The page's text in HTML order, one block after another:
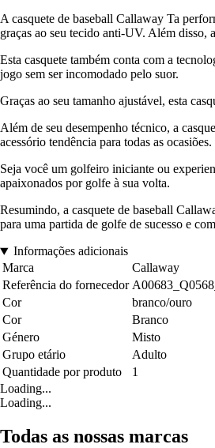
A casquete de baseball Callaway Ta
graças ao seu tecido anti-UV. Além disso,
Esta casquete também conta com a
jogo sem ser incomodado pelo suor.
Graças ao seu tamanho ajustável, esta
Além de seu desempenho técnico, a
acessório tendência para todas as ocasiões.
Seja você um golfeiro iniciante ou
apaixonados por golfe à sua volta.
Resumindo, a casquete de baseball
para uma partida de golfe de sucesso e
Informações adicionais
Marca
Callaway
Referência do fornecedor
Cor
branco/ouro
Cor
Branco
Género
Misto
Grupo etário
Adulto
Quantidade por produto
1
Loading...
Loading...
Todas as nossas marcas